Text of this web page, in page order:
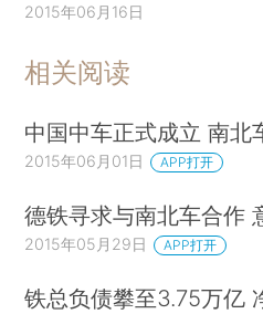
2015年06月16日
相关阅读
中国中车正式成立 南北
2015年06月01日 APP打开
德铁寻求与南北车合作
2015年05月29日 APP打开
铁总负债攀至3.75万亿